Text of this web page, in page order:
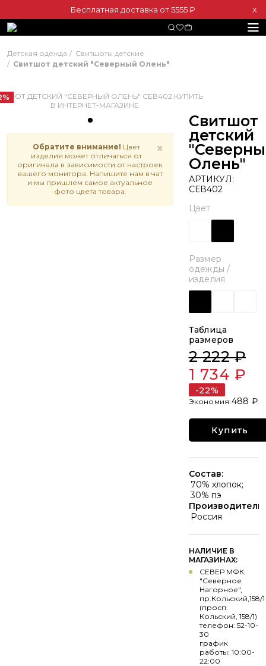
Бесплатная доставка от 5555 ₽ Х
Детская одежда
Свитшоты детские
Свитшот детский "Северный Олень"
×
Обратите внимание! Цвет
изделия может отличаться от
оригинала в зависимости от настроек
вашего монитора. Напишите нам в чат
и мы пришлем самое актуальное
фото цвета товара.
Свитшот
детский
Олень"
АРТИКУЛ:
СЕВ402
Цвет
Размер
одежды /
изделия
Таблица
размеров
1 734 ₽
2 222 ₽
488 ₽
-22%
Купить
Состав:
70% хлопок;
30% пэ
Производитель:
Россия
НАЛИЧИЕ В
МАГАЗИНАХ:
СЕВЕР МФК
"Северное
Нагорное",
пр.Кольский,158/1
(просп.
Кольский, 158/1)
телефон: 52-10-
30
график
работы: 10:00-
22:00